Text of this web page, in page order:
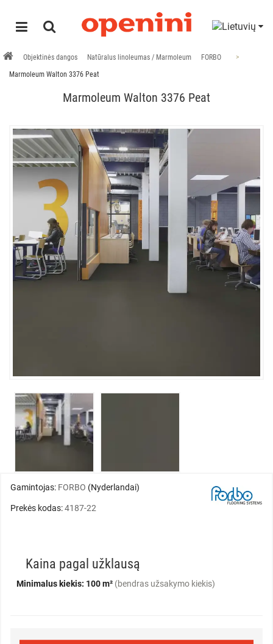
Objektinės dangos Natūralus linoleumas / Marmoleum
FORBO
Marmoleum Walton 3376 Peat
Marmoleum Walton 3376 Peat
Gamintojas: FORBO (Nyderlandai)
Prekės kodas:4187-22
Kaina pagal užklausą
Minimalus kiekis: 100 m² (bendras užsakymo kiekis)